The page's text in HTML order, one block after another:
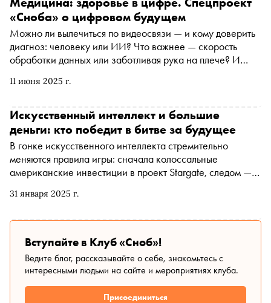
11 июня 2025 г.
«Сноба» о цифровом будущем
Можно ли вылечиться по видеосвязи — и кому доверить
диагноз: человеку или ИИ? Что важнее — скорость
обработки данных или заботливая рука на плече? И
мы сами? Очередной материал спецпроекта «Сноба» о
том, как медицина, вооруженная алгоритмами,
гаджетами и большими данными, меняет саму идею
заботы. Здоровье становится процессом, цифра —
посредником, а пациент — участником новой системы,
где диагноз может поставить бот, но услышать его
должен все еще человек
31 января 2025 г.
Искусственный интеллект и большие
деньги: кто победит в битве за будущее
В гонке искусственного интеллекта стремительно
меняются правила игры: сначала колоссальные
американские инвестиции в проект Stargate, следом —
DeepSeek. Так каким будет будущее ИИ? Российский
Института AIRI Иван Оселедец рассказал «Снобу», как
ИИ перестраивает глобальную экономику и куда нас
ведет эра высоких вычислений
Вступайте в Клуб «Сноб»!
Ведите блог, рассказывайте о себе, знакомьтесь с
интересными людьми на сайте и мероприятиях клуба.
Присоединиться